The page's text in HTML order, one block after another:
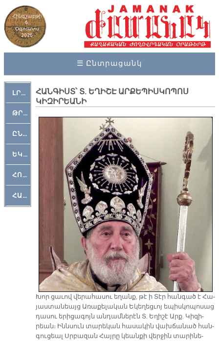
Հինգշաբթի
6,
Օգոստոս
2026
☰ Ընտրացանկ
ԼՐԱՀՈՍ
ԹՐՔԱՀԱՅ ԿԵԱՆՔ
ԸՆԿԵՐԱՄՇԱԿՈՒԹԱՅԻՆ
ԵԿԵՂԵՑԱԿԱՆ
ՀՈԳԵՄՏԱՒՈՐ
ՀԱՐԹԱԿ
ՀԱՆԳԻՍՏ՝ Տ. ԵՂԻՇԷ ԱՐՔԵՊԻՍԿՈՊՈՍ
ԿԻԶԻՐԵԱՆԻ
Խոր ցա­ւով վե­րա­հա­սու ե­ղանք, թէ ի Տէր հան­գած է Հա­
յաս­տա­նեայց Ա­ռա­քե­լա­կան Ե­կե­ղեց­ւոյ ե­պիս­կո­պո­սաց
դա­սու ե­րի­ցա­գոյն ան­դամ­նե­րէն Տ. Ե­ղի­շէ Արք. Կի­զի­
րեան։ Ինն­սուն տա­րե­կան հա­սա­կին վախ­ճա­նած հան­
գու­ցեալ Սրբա­զան Հայ­րը կեան­քի վեր­ջին տա­րի­նե­